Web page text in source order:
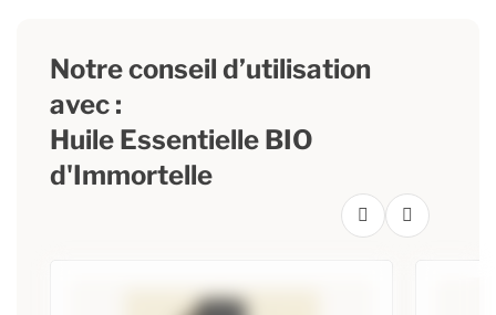
Notre conseil d’utilisation
avec :
Huile Essentielle BIO
d'Immortelle